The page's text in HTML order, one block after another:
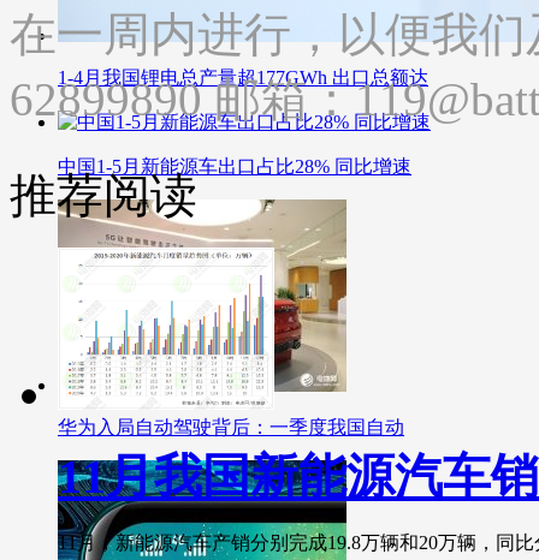
1-4月我国锂电总产量超177GWh 出口总额达
中国1-5月新能源车出口占比28% 同比增速
华为入局自动驾驶背后：一季度我国自动
在一周内进行，以便我
62899890 邮箱：
推荐阅读
11月我国新能源汽车
11月，新能源汽车产销分别完成19.8万辆和20万辆，同